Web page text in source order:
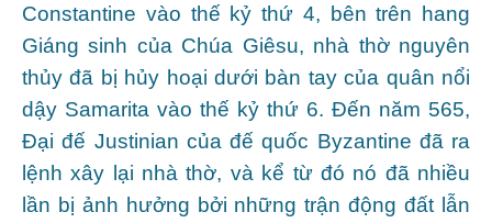
Constantine vào thế kỷ thứ 4, bên trên hang
Giáng sinh của Chúa Giêsu, nhà thờ nguyên
thủy đã bị hủy hoại dưới bàn tay của quân nổi
dậy Samarita vào thế kỷ thứ 6. Đến năm 565,
Đại đế Justinian của đế quốc Byzantine đã ra
lệnh xây lại nhà thờ, và kể từ đó nó đã nhiều
lần bị ảnh hưởng bởi những trận động đất lẫn